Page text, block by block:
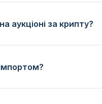
аукціоні за крипту?